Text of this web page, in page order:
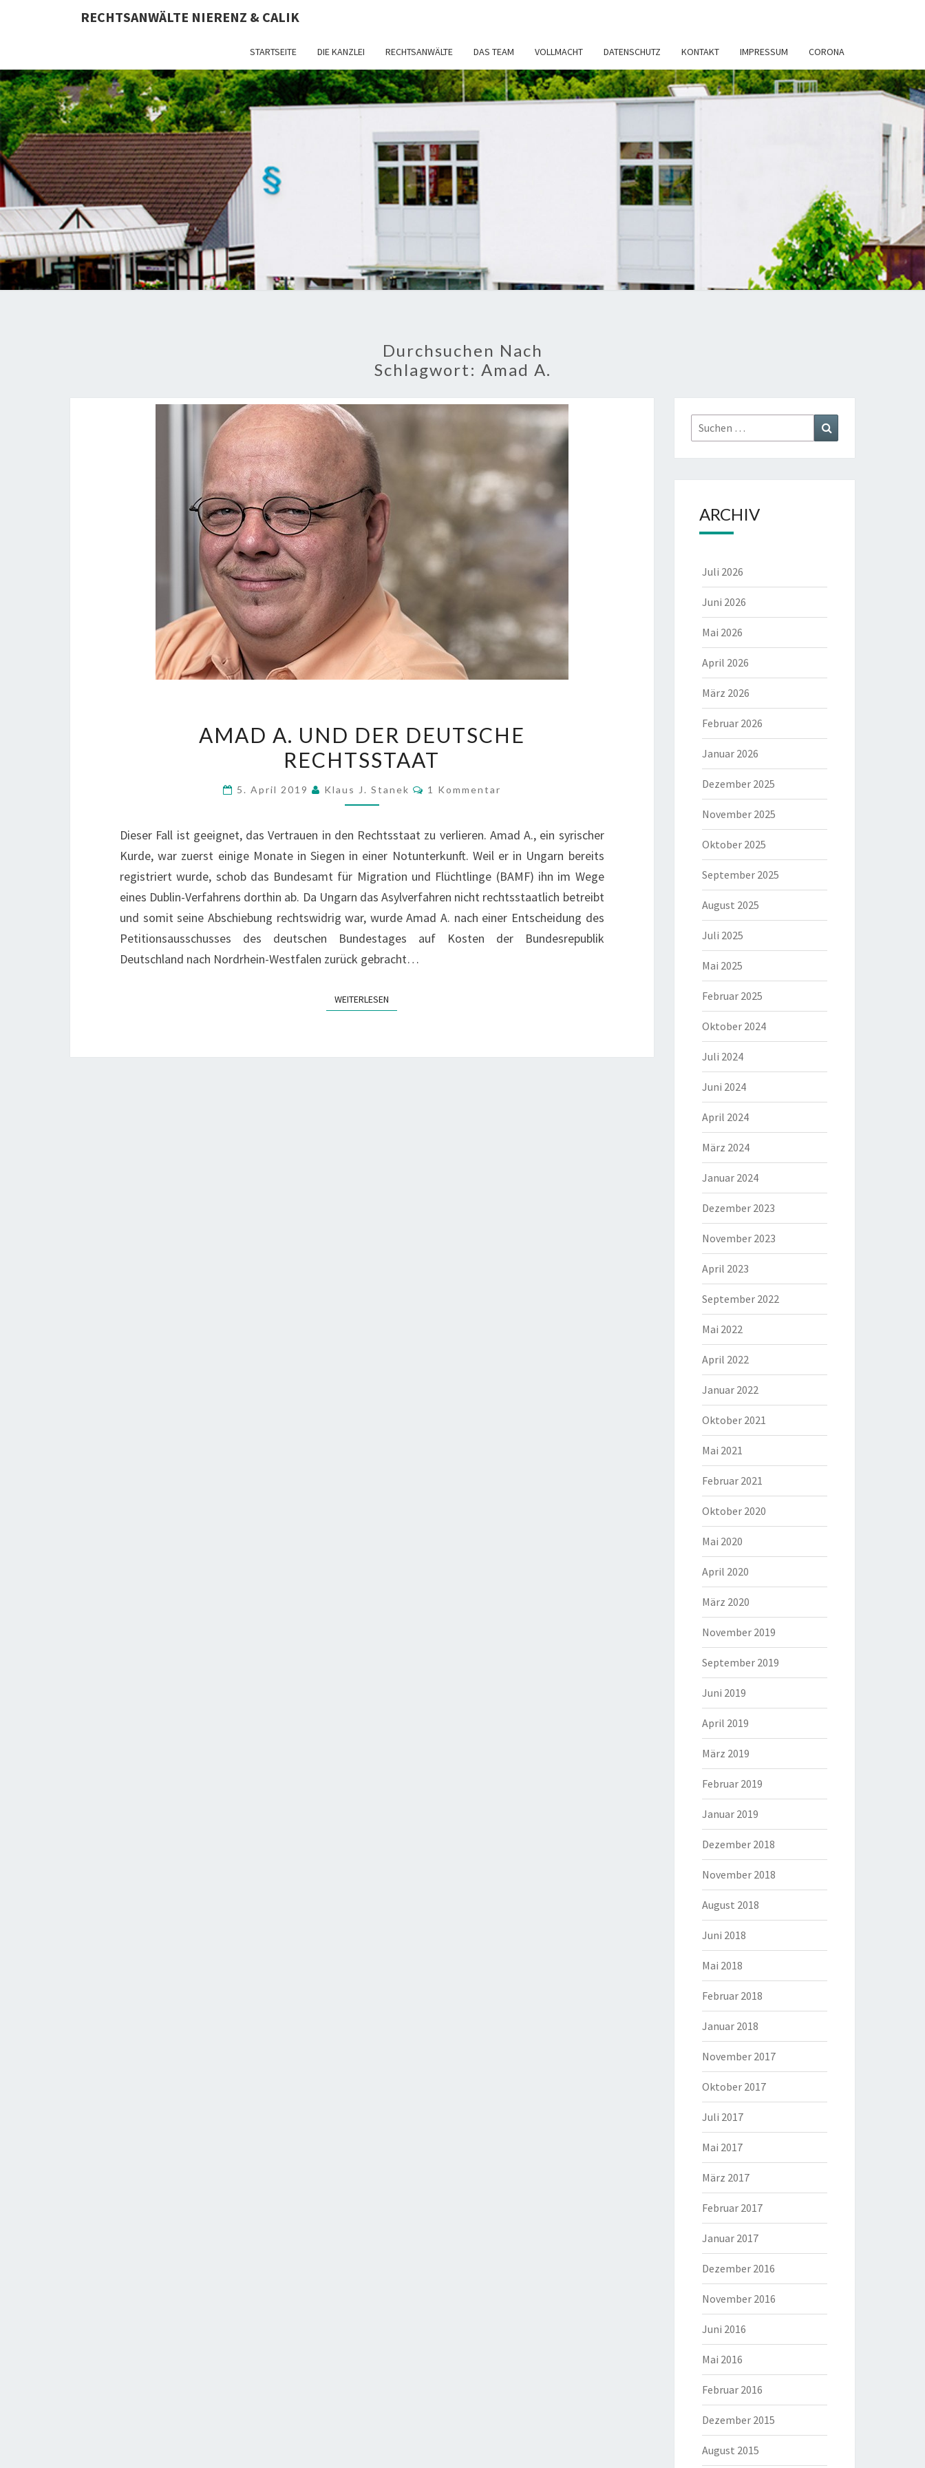
RECHTSANWÄLTE NIERENZ & CALIK
STARTSEITE DIE KANZLEI RECHTSANWÄLTE DAS TEAM VOLLMACHT DATENSCHUTZ KONTAKT IMPRESSUM CORONA
RECHTSANWÄLTE
NIERENZ &
Rechtsanwälte
– Fachanwalt
Durchsuchen Nach
Schlagwort: Amad A.
A.
UND
DEUTSCHE
AMAD A. UND DER DEUTSCHE
RECHTSSTAAT
5. April 2019 Klaus J. Stanek Kommentare
1 Kommentar
Dieser Fall ist geeignet, das Vertrauen in den Rechtsstaat zu verlieren. Amad A., ein syrischer
Kurde, war zuerst einige Monate in Siegen in einer Notunterkunft. Weil er in Ungarn bereits
registriert wurde, schob das Bundesamt für Migration und Flüchtlinge (BAMF) ihn im Wege
eines Dublin-Verfahrens dorthin ab. Da Ungarn das Asylverfahren nicht rechtsstaatlich betreibt
und somit seine Abschiebung rechtswidrig war, wurde Amad A. nach einer Entscheidung des
Petitionsausschusses des deutschen Bundestages auf Kosten der Bundesrepublik
Deutschland nach Nordrhein-Westfalen zurück gebracht…
WEITERLESEN
Suchen
nach:
ARCHIV
Juli 2026
Juni 2026
Mai 2026
April 2026
März 2026
Februar 2026
Januar 2026
Dezember 2025
November 2025
Oktober 2025
September 2025
August 2025
Juli 2025
Mai 2025
Februar 2025
Oktober 2024
Juli 2024
Juni 2024
April 2024
März 2024
Januar 2024
Dezember 2023
November 2023
April 2023
September 2022
Mai 2022
April 2022
Januar 2022
Oktober 2021
Mai 2021
Februar 2021
Oktober 2020
Mai 2020
April 2020
März 2020
November 2019
September 2019
Juni 2019
April 2019
März 2019
Februar 2019
Januar 2019
Dezember 2018
November 2018
August 2018
Juni 2018
Mai 2018
Februar 2018
Januar 2018
November 2017
Oktober 2017
Juli 2017
Mai 2017
März 2017
Februar 2017
Januar 2017
Dezember 2016
November 2016
Juni 2016
Mai 2016
Februar 2016
Dezember 2015
August 2015